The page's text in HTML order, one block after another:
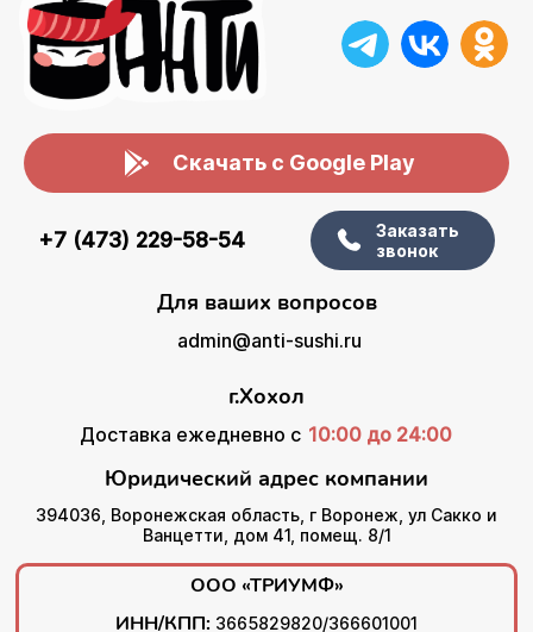
Скачать с Google Play
+7 (473) 229-58-54
Заказать
звонок
Для ваших вопросов
admin@anti-sushi.ru
г.Хохол
Доставка ежедневно с 10:00 до 24:00
Юридический адрес компании
394036, Воронежская область, г Воронеж, ул Сакко и
Ванцетти, дом 41, помещ. 8/1
ООО «ТРИУМФ»
ИНН/КПП: 3665829820/366601001